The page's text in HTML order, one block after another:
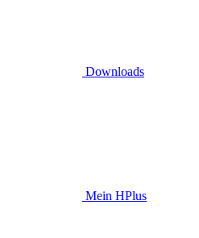
Downloads
Mein HPlus